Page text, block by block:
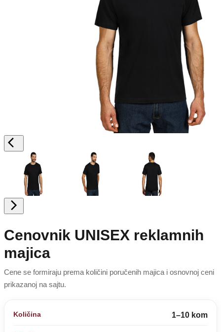
Cenovnik UNISEX reklamnih
majica
Cene se formiraju prema količini poručenih majica i osnovnoj ceni
prikazanoj na sajtu.
1–10 kom